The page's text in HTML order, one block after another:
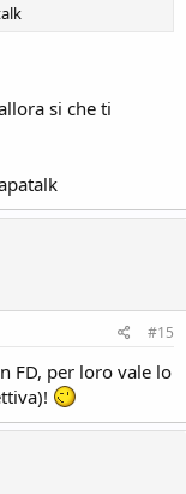
si che ti
#15
FD, per loro vale lo